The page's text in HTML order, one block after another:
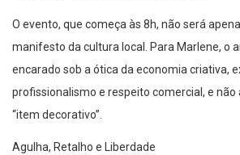
O evento, que começa às 8h, não será
manifesto da cultura local. Para Marlene, o
encarado sob a ótica da economia criativa,
profissionalismo e respeito comercial, e não
“item decorativo”.
Agulha, Retalho e Liberdade